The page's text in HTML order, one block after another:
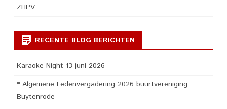
ZHPV
RECENTE BLOG BERICHTEN
Karaoke Night 13 juni 2026
* Algemene Ledenvergadering 2026 buurtvereniging
Buytenrode